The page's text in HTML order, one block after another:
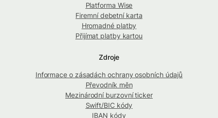
Platforma Wise
Firemní debetní karta
Hromadné platby
Přijímat platby kartou
Zdroje
Informace o zásadách ochrany osobních údajů
Převodník měn
Mezinárodní burzovní ticker
Swift/BIC kódy
IBAN kódy